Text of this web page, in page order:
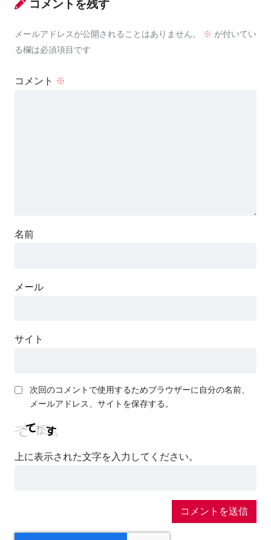
コメントを残す
メールアドレスが公開されることはありません。 ※ が付いてい
る欄は必須項目です
コメント ※
名前
メール
サイト
次回のコメントで使用するためブラウザーに自分の名前、
メールアドレス、サイトを保存する。
上に表示された文字を入力してください。